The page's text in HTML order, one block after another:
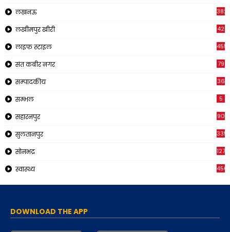
लखनऊ
लखीमपुर खीरी 42
लाइफ स्टाइल 455
संत कबीर नगर 79
सम्पादकीय 36
सम्भल 5
सहारनपुर 90
सुलतानपुर 335
सोनभद्र 1270
स्वास्थ्य 450
DOWNLOAD THE APP